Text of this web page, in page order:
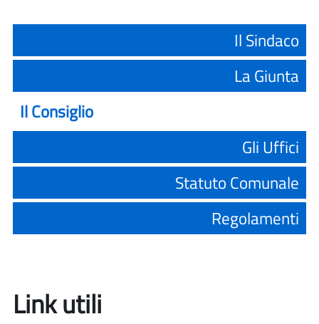
Il Sindaco
La Giunta
Il Consiglio
Gli Uffici
Statuto Comunale
Regolamenti
Link utili